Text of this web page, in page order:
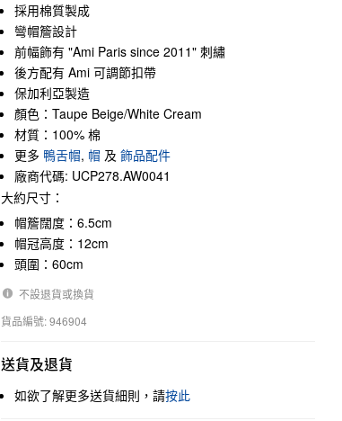
採用棉質製成
彎帽簷設計
前幅飾有 "Ami Paris since 2011" 刺繡
後方配有 Ami 可調節扣帶
保加利亞製造
顏色：Taupe Beige/White Cream
材質：100% 棉
更多 鴨舌帽, 帽 及 飾品配件
廠商代碼: UCP278.AW0041
大約尺寸：
帽簷闊度：6.5cm
帽冠高度：12cm
頭圍：60cm
不設退貨或換貨
貨品編號: 946904
送貨及退貨
如欲了解更多送貨細則，請按此